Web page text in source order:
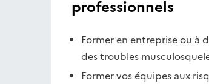
professionnels
Former en entreprise ou à
des troubles
Former vos équipes aux